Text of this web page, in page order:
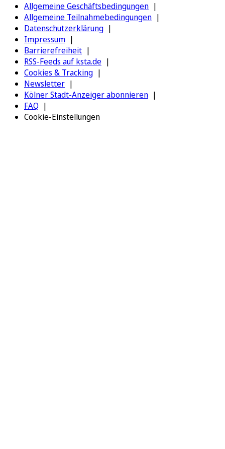
Allgemeine Geschäftsbedingungen
Allgemeine Teilnahmebedingungen
Datenschutzerklärung
Impressum
Barrierefreiheit
RSS-Feeds auf ksta.de
Cookies & Tracking
Newsletter
Kölner Stadt-Anzeiger abonnieren
FAQ
Cookie-Einstellungen